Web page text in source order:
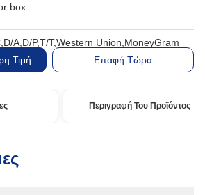
box
A,D/P,T/T,Western Union,MoneyGram
Τιμή
Επαφή Τώρα
Περιγραφή Του Προϊόντος